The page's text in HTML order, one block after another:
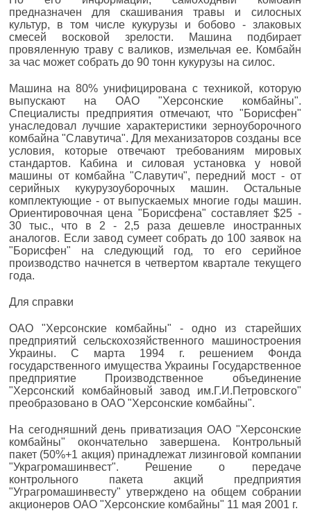
предназначен для скашивания травы и силосных
культур, в том числе кукурузы и бобово - злаковых
смесей восковой зрелости. Машина подбирает
провяленную траву с валиков, измельчая ее. Комбайн
за час может собрать до 90 тонн кукурузы на силос.
Машина на 80% унифицирована с техникой, которую
выпускают на ОАО "Херсонские комбайны".
Специалисты предприятия отмечают, что "Борисфен"
унаследовал лучшие характеристики зерноуборочного
комбайна "Славутича". Для механизаторов созданы все
условия, которые отвечают требованиям мировых
стандартов. Кабина и силовая установка у новой
машины от комбайна "Славутич", передний мост - от
серийных кукурузоуборочных машин. Остальные
комплектующие - от выпускаемых многие годы машин.
Ориентировочная цена "Борисфена" составляет $25 -
30 тыс., что в 2 - 2,5 раза дешевле иностранных
аналогов. Если завод сумеет собрать до 100 заявок на
"Борисфен" на следующий год, то его серийное
производство начнется в четвертом квартале текущего
года.
Для справки
ОАО "Херсонские комбайны" - одно из старейших
предприятий сельскохозяйственного машиностроения
Украины. С марта 1994 г. решением Фонда
государственного имущества Украины Государственное
предприятие Производственное объединение
"Херсонский комбайновый завод им.Г.И.Петровского"
преобразовано в ОАО "Херсонские комбайны".
На сегодняшний день приватизация ОАО "Херсонские
комбайны" окончательно завершена. Контрольный
пакет (50%+1 акция) принадлежат лизинговой компании
"Украгромашинвест". Решение о передаче
контрольного пакета акций предприятия
"Уграгромашинвесту" утверждено на общем собрании
акционеров ОАО "Херсонские комбайны" 11 мая 2001 г.